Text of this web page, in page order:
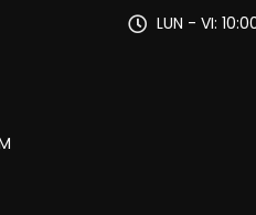
LUN - VI: